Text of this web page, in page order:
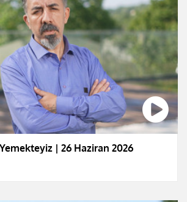
| 26 Haziran 2026